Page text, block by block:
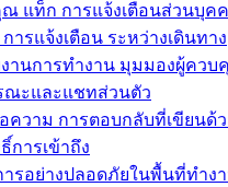
แท็ก การแจ้งเตือนส่วนบุค
รแจ้งเตือน ระหว่างเดินทาง
านการทำงาน มุมมองผู้ควบ
ณะและแชทส่วนตัว
ความ การตอบกลับที่เขียนด้
การเข้าถึง
ารอย่างปลอดภัยในพื้นที่ทำ